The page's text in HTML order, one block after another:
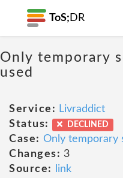
ToS; DR
Only temporary
used
Service: Livraddict
Status:
DECLINED
Case: Only temporary
Changes: 3
Source:
link